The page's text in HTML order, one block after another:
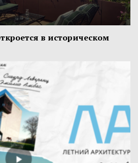
в историческом